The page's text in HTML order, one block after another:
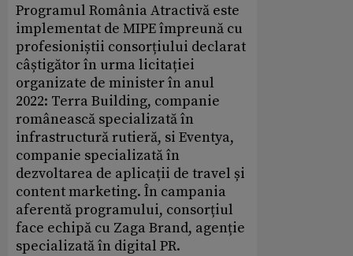
Programul România Atractivă este
implementat de MIPE împreună cu
profesioniștii consorțiului declarat
câștigător în urma licitației
organizate de minister în anul
2022: Terra Building, companie
românească specializată în
infrastructură rutieră, si Eventya,
companie specializată în
dezvoltarea de aplicații de travel și
content marketing. În campania
aferentă programului, consorțiul
face echipă cu Zaga Brand, agenție
specializată în digital PR.